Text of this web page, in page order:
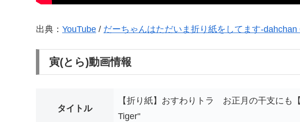
出典： YouTube / だーちゃんはただいま折り紙をしてます-dahchan
寅(とら)動画情報
タイトル
【折り紙】おすわりトラ お正月の干支にも
Tiger"